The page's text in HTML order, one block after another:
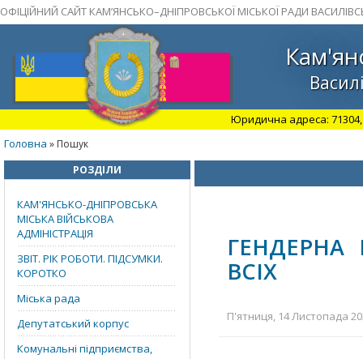
ОФІЦІЙНИЙ САЙТ КАМ’ЯНСЬКО–ДНІПРОВСЬКОЇ МІСЬКОЇ РАДИ
Юридична адреса: 71304,
Головна » Пошук
РОЗДІЛИ
КАМ'ЯНСЬКО-ДНІПРОВСЬКА
МІСЬКА ВІЙСЬКОВА
АДМІНІСТРАЦІЯ
ЗВІТ. РІК РОБОТИ. ПІДСУМКИ.
КОРОТКО
Міська рада
Депутатський корпус
Комунальні підприємства,
ГЕНДЕРНА
ВСІХ
П'ятниця, 14 Листопада